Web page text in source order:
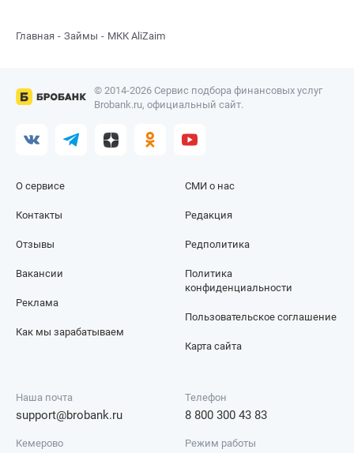
Главная Займы МКК AliZaim
© 2014-2026 Сервис подбора финансовых услуг
Brobank.ru, официальный сайт.
О сервисе
Контакты
Отзывы
СМИ о нас
Редакция
Редполитика
Вакансии
Реклама
Как мы зарабатываем
Политика
конфиденциальности
Пользовательское соглашение
Карта сайта
Наша почта
support@brobank.ru
Телефон
8 800 300 43 83
Кемерово Режим работы